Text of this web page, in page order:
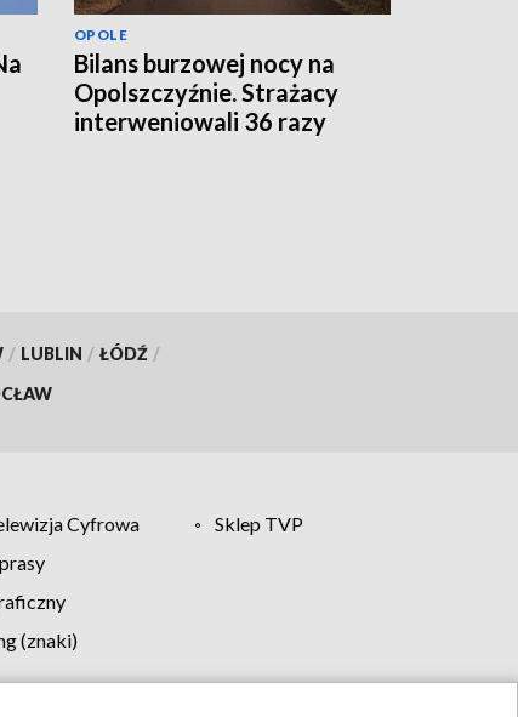
OPOLE
Bilans burzowej nocy na
Opolszczyźnie. Strażacy
interweniowali 36 razy
/ LUBLIN / ŁÓDŹ /
Cyfrowa
Sklep TVP
(znaki)